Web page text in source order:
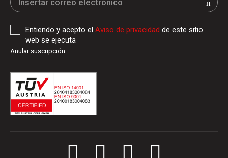
Entiendo y acepto el Aviso de privacidad de este sitio
web se ejecuta
Anular suscripción